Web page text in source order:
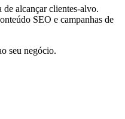
alcançar clientes-alvo.
SEO e campanhas de
seu negócio.